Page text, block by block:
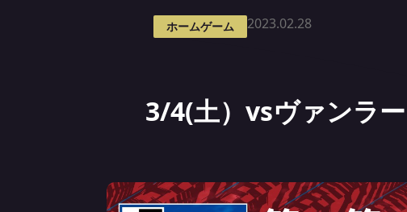
ホームゲーム 2023.02.28
3/4(土）vsヴァンラ